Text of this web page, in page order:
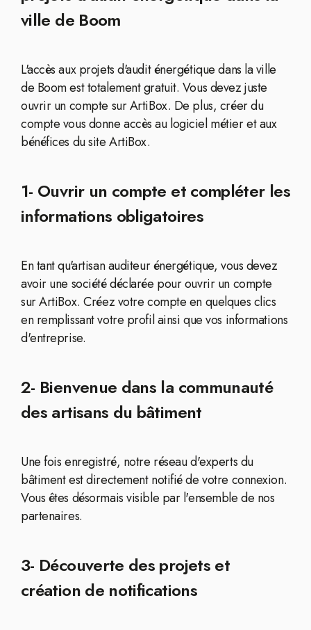
ville de Boom
L'accès aux projets d'audit énergétique dans la ville
de Boom est totalement gratuit. Vous devez juste
ouvrir un compte sur ArtiBox. De plus, créer du
compte vous donne accès au logiciel métier et aux
bénéfices du site ArtiBox.
1- Ouvrir un compte et compléter les
informations obligatoires
En tant qu'artisan auditeur énergétique, vous devez
avoir une société déclarée pour ouvrir un compte
sur ArtiBox. Créez votre compte en quelques clics
en remplissant votre profil ainsi que vos informations
d'entreprise.
2- Bienvenue dans la communauté
des artisans du bâtiment
Une fois enregistré, notre réseau d'experts du
bâtiment est directement notifié de votre connexion.
Vous êtes désormais visible par l'ensemble de nos
partenaires.
3- Découverte des projets et
création de notifications